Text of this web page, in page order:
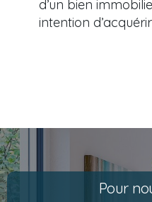
d’un bien
intention
Pour